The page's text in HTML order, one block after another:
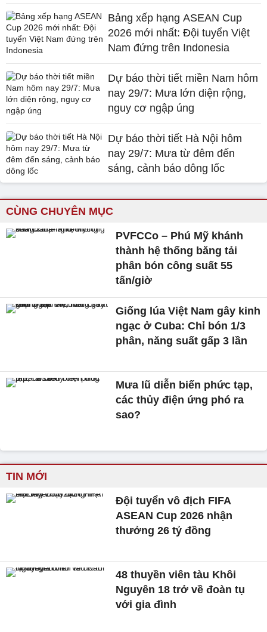
Bảng xếp hạng ASEAN Cup
2026 mới nhất: Đội tuyển Việt
Nam đứng trên Indonesia
Dự báo thời tiết miền Nam hôm
nay 29/7: Mưa lớn diện rộng,
nguy cơ ngập úng
Dự báo thời tiết Hà Nội hôm
nay 29/7: Mưa từ đêm đến
sáng, cảnh báo dông lốc
CÙNG CHUYÊN MỤC
PVFCCo – Phú Mỹ khánh
thành hệ thống băng tải
phân bón công suất 55
tấn/giờ
Giống lúa Việt Nam gây kinh
ngạc ở Cuba: Chỉ bón 1/3
phân, năng suất gấp 3 lần
Mưa lũ diễn biến phức tạp,
các thủy điện ứng phó ra
sao?
TIN MỚI
Đội tuyển vô địch FIFA
ASEAN Cup 2026 nhận
thưởng 26 tỷ đồng
48 thuyền viên tàu Khôi
Nguyên 18 trở về đoàn tụ
với gia đình